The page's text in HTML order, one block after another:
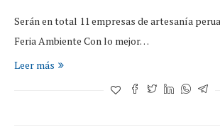
Serán en total 11 empresas de artesanía
Feria Ambiente Con lo mejor…
Leer más